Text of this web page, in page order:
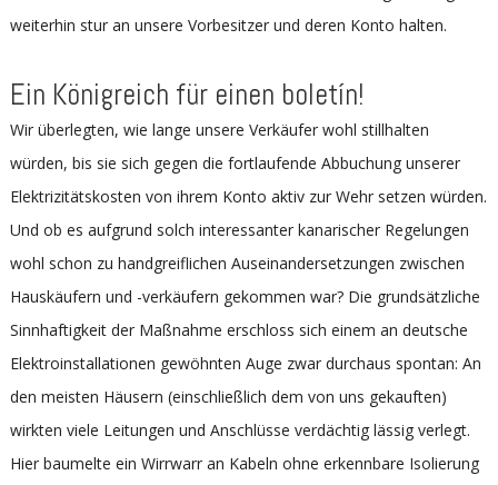
weiterhin stur an unsere Vorbesitzer und deren Konto halten.
Ein Königreich für einen boletín!
Wir überlegten, wie lange unsere Verkäufer wohl stillhalten
würden, bis sie sich gegen die fortlaufende Abbuchung unserer
Elektrizitätskosten von ihrem Konto aktiv zur Wehr setzen würden.
Und ob es aufgrund solch interessanter kanarischer Regelungen
wohl schon zu handgreiflichen Auseinandersetzungen zwischen
Hauskäufern und -verkäufern gekommen war? Die grundsätzliche
Sinnhaftigkeit der Maßnahme erschloss sich einem an deutsche
Elektroinstallationen gewöhnten Auge zwar durchaus spontan: An
den meisten Häusern (einschließlich dem von uns gekauften)
wirkten viele Leitungen und Anschlüsse verdächtig lässig verlegt.
Hier baumelte ein Wirrwarr an Kabeln ohne erkennbare Isolierung